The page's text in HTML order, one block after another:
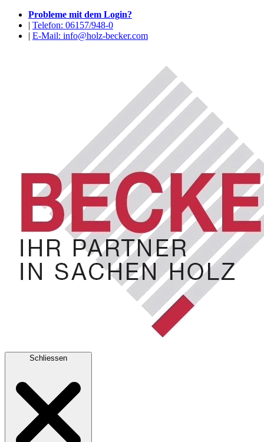
Probleme mit dem Login?
| Telefon: 06157/948-0
| E-Mail: info@holz-becker.com
Schliessen